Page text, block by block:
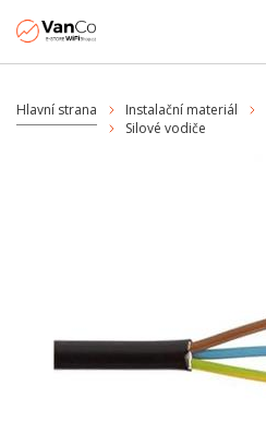
Hlavní strana Instalační materiál
Silové vodiče